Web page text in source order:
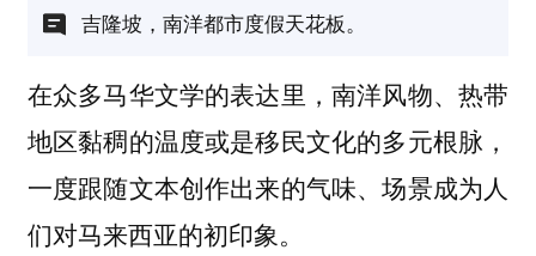
吉隆坡，南洋都市度假天花板。
在众多马华文学的表达里，南洋风物、热带
地区黏稠的温度或是移民文化的多元根脉，
一度跟随文本创作出来的气味、场景成为人
们对马来西亚的初印象。